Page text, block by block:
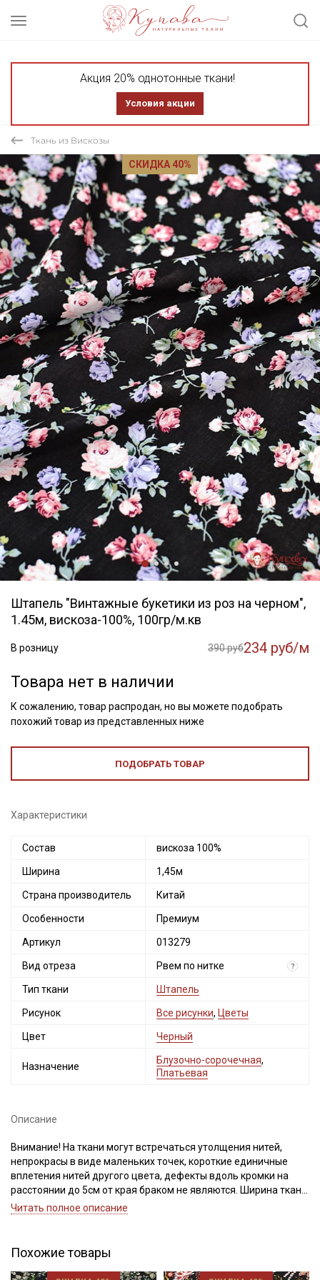
Акция 20% однотонные ткани!
Условия акции
Ткань из Вискозы
СКИДКА 40%
Штапель "Винтажные букетики из роз на черном",
1.45м, вискоза-100%, 100гр/м.кв
В розницу 390 руб234 руб/м
Товара нет в наличии
К сожалению, товар распродан, но вы можете подобрать
похожий товар из представленных ниже
ПОДОБРАТЬ ТОВАР
Характеристики
Состав вискоза 100%
Ширина 1,45м
Страна производитель Китай
Особенности Премиум
Артикул 013279
Вид отреза Рвем по нитке ?
Тип ткани Штапель
Рисунок Все рисунки, Цветы
Цвет Черный
Назначение
Блузочно-сорочечная,
Платьевая
Описание
Внимание! На ткани могут встречаться утолщения нитей,
непрокрасы в виде маленьких точек, короткие единичные
вплетения нитей другого цвета, дефекты вдоль кромки на
расстоянии до 5см от края браком не являются. Ширина ткани
±2см. Просим учитывать это при покупке.
и шелковистый, легко поддается драпировке. Идеально
подходит для пошива легкой одежды, отлично смотрится в
изделиях свободного кроя.
Читать полное описание
Похожие товары